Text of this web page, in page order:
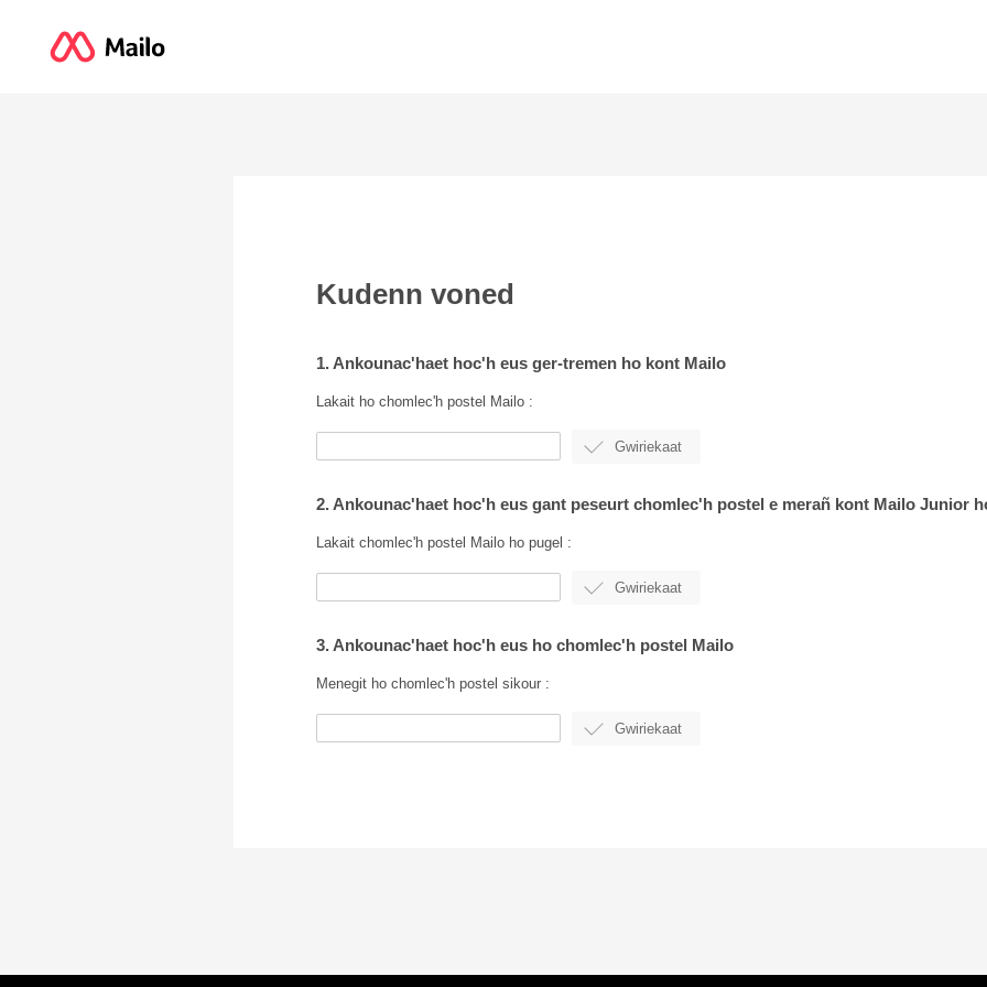
Kudenn voned
1. Ankounac'haet hoc'h eus ger-tremen ho kont Mailo
Lakait ho chomlec'h postel Mailo :
2. Ankounac'haet hoc'h eus gant peseurt chomlec'h postel e merañ kont Mailo Junior
Lakait chomlec'h postel Mailo ho pugel :
3. Ankounac'haet hoc'h eus ho chomlec'h postel Mailo
Menegit ho chomlec'h postel sikour :